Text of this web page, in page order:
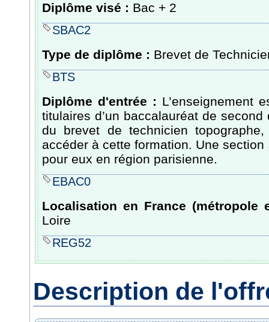
Diplôme visé : Bac + 2
SBAC2
Type de diplôme : Brevet de
BTS
Diplôme d'entrée : L’enseignement
titulaires d’un baccalauréat de
du brevet de technicien
accéder à cette formation. Une
pour eux en région parisienne.
EBAC0
Localisation en France (métropole
Loire
REG52
Description de